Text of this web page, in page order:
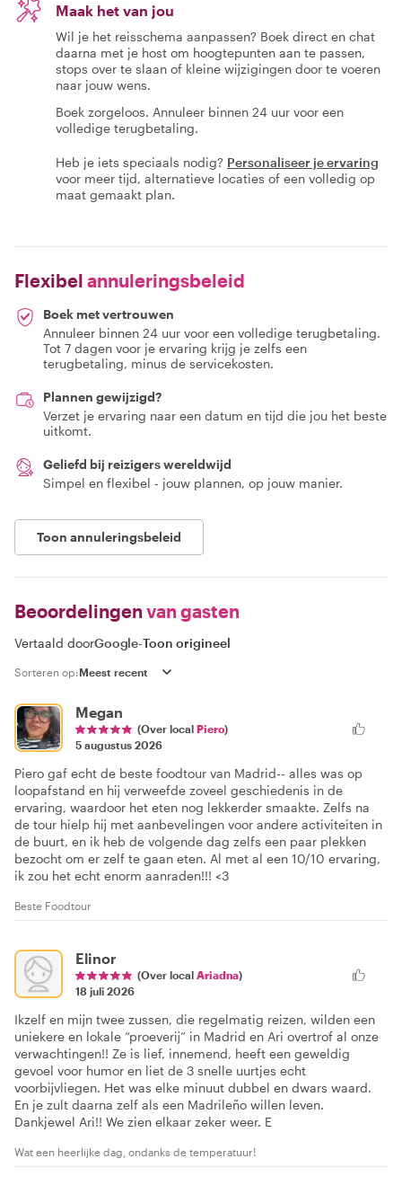
Maak het van jou
Wil je het reisschema aanpassen? Boek direct en chat
daarna met je host om hoogtepunten aan te passen,
stops over te slaan of kleine wijzigingen door te voeren
naar jouw wens.
Boek zorgeloos. Annuleer binnen 24 uur voor een
volledige terugbetaling.
Heb je iets speciaals nodig? Personaliseer je ervaring
voor meer tijd, alternatieve locaties of een volledig op
maat gemaakt plan.
Flexibel annuleringsbeleid
Boek met vertrouwen
Annuleer binnen 24 uur voor een volledige terugbetaling.
Tot 7 dagen voor je ervaring krijg je zelfs een
terugbetaling, minus de servicekosten.
Plannen gewijzigd?
Verzet je ervaring naar een datum en tijd die jou het beste
uitkomt.
Geliefd bij reizigers wereldwijd
Simpel en flexibel - jouw plannen, op jouw manier.
Toon annuleringsbeleid
Beoordelingen van gasten
Vertaald doorGoogle-Toon origineel
Sorteren op:
Megan
(Over local Piero)
5 augustus 2026
Piero gaf echt de beste foodtour van Madrid-- alles was op
loopafstand en hij verweefde zoveel geschiedenis in de
ervaring, waardoor het eten nog lekkerder smaakte. Zelfs na
de tour hielp hij met aanbevelingen voor andere activiteiten in
de buurt, en ik heb de volgende dag zelfs een paar plekken
bezocht om er zelf te gaan eten. Al met al een 10/10 ervaring,
ik zou het echt enorm aanraden!!! <3
Beste Foodtour
Elinor
(Over local Ariadna)
18 juli 2026
Ikzelf en mijn twee zussen, die regelmatig reizen, wilden een
uniekere en lokale “proeverij” in Madrid en Ari overtrof al onze
verwachtingen!! Ze is lief, innemend, heeft een geweldig
gevoel voor humor en liet de 3 snelle uurtjes echt
voorbijvliegen. Het was elke minuut dubbel en dwars waard.
En je zult daarna zelf als een Madrileño willen leven.
Dankjewel Ari!! We zien elkaar zeker weer. E
Wat een heerlijke dag, ondanks de temperatuur!